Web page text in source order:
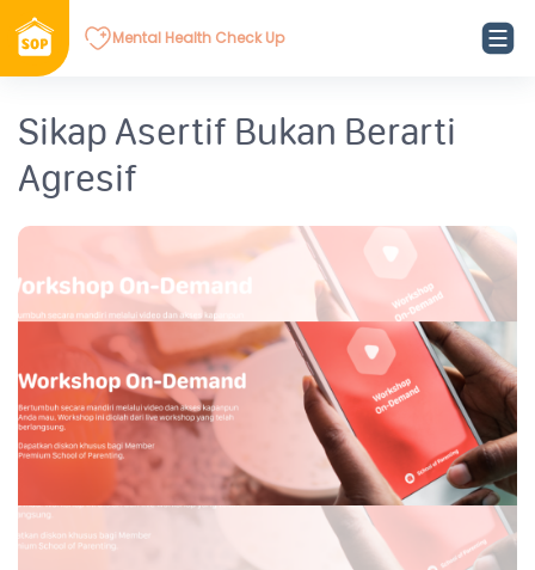
Mental Health Check Up
Sikap Asertif Bukan Berarti
Agresif